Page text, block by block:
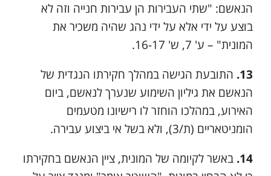
הנאשם: "שתי העבירות הן עבירות חנייה וזה לא
בוצע על ידי אלא על ידי נהג שהיה משכיר את
המונית" – ע' 7, ש' 16-17.
13. התובעת הגישה במהלך חקירתו הנגדית של
הנאשם את גיליון השימוע שנערך לנאשם, ביום
האירוע, במהלכו הוחזר לו רישיונו מטעמים
הומניטאריים (ת/3), ולא בשל אי ביצוע עבירה.
14. באשר לקיומה של המונית, ציין הנאשם בחקירתו